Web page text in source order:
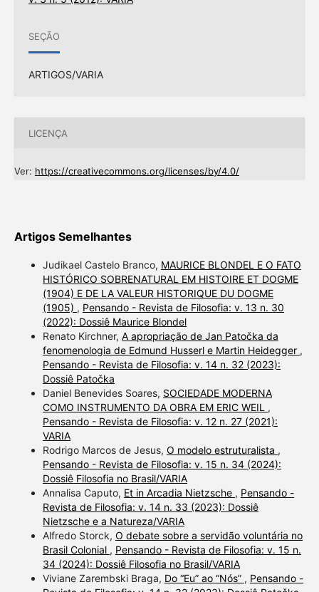
SEÇÃO
ARTIGOS/VARIA
LICENÇA
Ver: https://creativecommons.org/licenses/by/4.0/
Artigos Semelhantes
Judikael Castelo Branco, MAURICE BLONDEL E O FATO
HISTÓRICO SOBRENATURAL EM HISTOIRE ET DOGME
(1904) E DE LA VALEUR HISTORIQUE DU DOGME
(1905) , Pensando - Revista de Filosofia: v. 13 n. 30
(2022): Dossiê Maurice Blondel
Renato Kirchner, A apropriação de Jan Patočka da
fenomenologia de Edmund Husserl e Martin Heidegger ,
Pensando - Revista de Filosofia: v. 14 n. 32 (2023):
Dossiê Patočka
Daniel Benevides Soares, SOCIEDADE MODERNA
COMO INSTRUMENTO DA OBRA EM ERIC WEIL ,
Pensando - Revista de Filosofia: v. 12 n. 27 (2021):
VARIA
Rodrigo Marcos de Jesus, O modelo estruturalista ,
Pensando - Revista de Filosofia: v. 15 n. 34 (2024):
Dossiê Filosofia no Brasil/VARIA
Annalisa Caputo, Et in Arcadia Nietzsche , Pensando -
Revista de Filosofia: v. 14 n. 33 (2023): Dossiê
Nietzsche e a Natureza/VARIA
Alfredo Storck, O debate sobre a servidão voluntária no
Brasil Colonial , Pensando - Revista de Filosofia: v. 15 n.
34 (2024): Dossiê Filosofia no Brasil/VARIA
Viviane Zarembski Braga, Do “Eu” ao “Nós” , Pensando -